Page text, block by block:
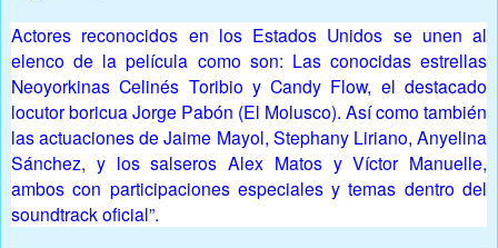
Actores reconocidos en los Estados Unidos se unen al
elenco de la película como son: Las conocidas estrellas
Neoyorkinas Celinés Toribio y Candy Flow, el destacado
locutor boricua Jorge Pabón (El Molusco). Así como también
las actuaciones de Jaime Mayol, Stephany Liriano, Anyelina
Sánchez, y los salseros Alex Matos y Víctor Manuelle,
ambos con participaciones especiales y temas dentro del
soundtrack oficial”.